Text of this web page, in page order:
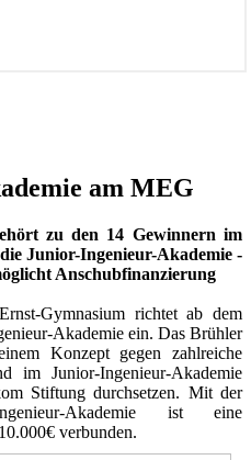
am MEG
zu den 14 Gewinnern im
Junior-Ingenieur-Akademie -
Anschubfinanzierung
Gymnasium richtet ab dem
Akademie ein. Das Brühler
Konzept gegen zahlreiche
im Junior-Ingenieur-Akademie
Stiftung durchsetzen. Mit der
Akademie ist eine
verbunden.